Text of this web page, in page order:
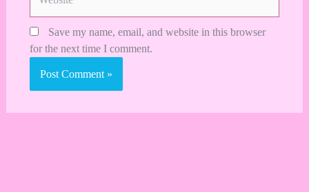
Save my name, email, and website in this browser
for the next time I comment.